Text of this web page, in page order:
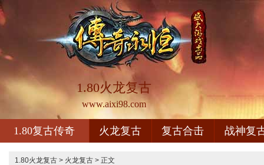
1.80火龙复古
www.aixi98.com
1.80复古传奇 火龙复古 复古合击 战神复
1.80火龙复古 > 火龙复古 > 正文